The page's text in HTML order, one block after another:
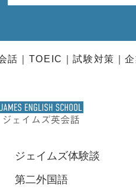
話 TOEIC 試験対策
ジェイムズ体験談
第二外国語